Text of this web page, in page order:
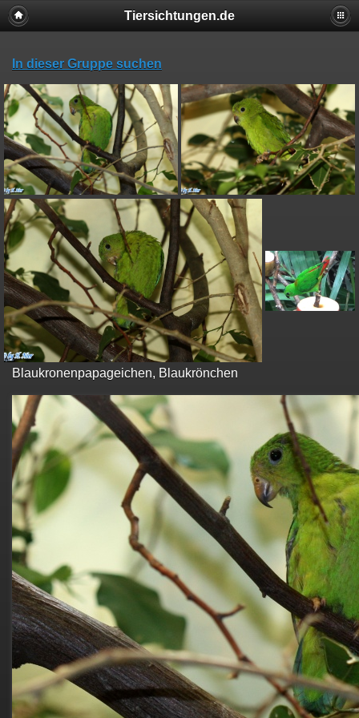
Tiersichtungen.de
In dieser Gruppe suchen
Blaukronenpapageichen, Blaukrönchen